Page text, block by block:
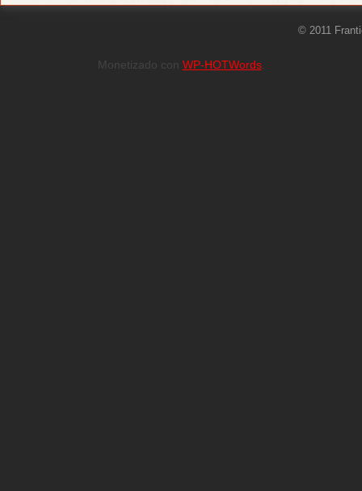
© 2011
Monetizado con WP-HOTWords.